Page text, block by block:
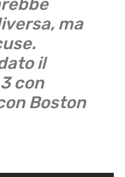
ma
il
con
Boston